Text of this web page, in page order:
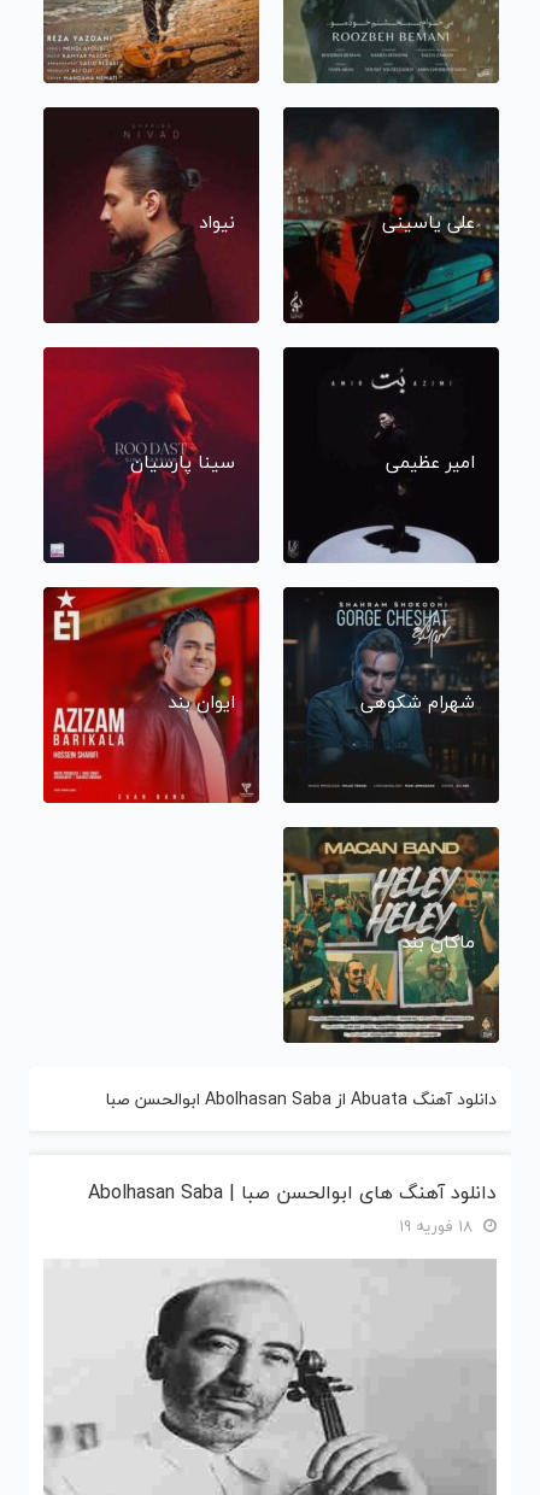
علی یاسینی نیواد
امیر عظیمی سینا پارسیان
شهرام شکوهی ایوان بند
ماکان بند
دانلود آهنگ Abuata از Abolhasan Saba ابوالحسن صبا
دانلود آهنگ های ابوالحسن صبا | Abolhasan Saba